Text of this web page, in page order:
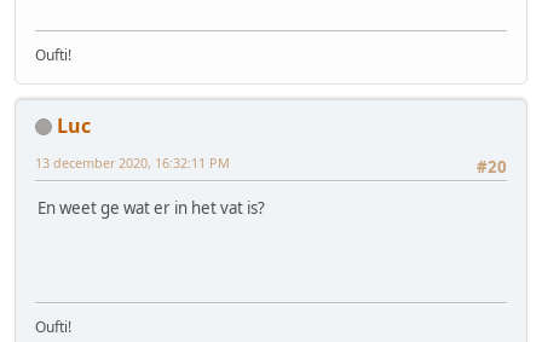
Oufti!
Luc
#20
13 december 2020, 16:32:11 PM
En weet ge wat er in het vat is?
Oufti!